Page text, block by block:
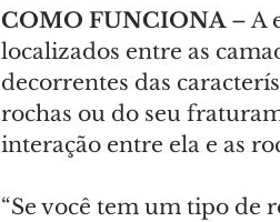
COMO FUNCIONA – A
localizados entre as
decorrentes das
rochas ou do seu
interação entre ela e as
“Se você tem um tipo de